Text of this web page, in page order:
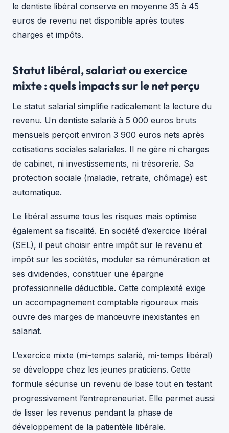
le dentiste libéral conserve en moyenne 35 à 45
euros de revenu net disponible après toutes
charges et impôts.
Statut libéral, salariat ou exercice
mixte : quels impacts sur le net perçu
Le statut salarial simplifie radicalement la lecture du
revenu. Un dentiste salarié à 5 000 euros bruts
mensuels perçoit environ 3 900 euros nets après
cotisations sociales salariales. Il ne gère ni charges
de cabinet, ni investissements, ni trésorerie. Sa
protection sociale (maladie, retraite, chômage) est
automatique.
Le libéral assume tous les risques mais optimise
également sa fiscalité. En société d’exercice libéral
(SEL), il peut choisir entre impôt sur le revenu et
impôt sur les sociétés, moduler sa rémunération et
ses dividendes, constituer une épargne
professionnelle déductible. Cette complexité exige
un accompagnement comptable rigoureux mais
ouvre des marges de manœuvre inexistantes en
salariat.
L’exercice mixte (mi-temps salarié, mi-temps libéral)
se développe chez les jeunes praticiens. Cette
formule sécurise un revenu de base tout en testant
progressivement l’entrepreneuriat. Elle permet aussi
de lisser les revenus pendant la phase de
développement de la patientèle libérale.